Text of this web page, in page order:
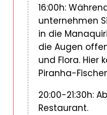
16:00h:
unternehmen
in die
die Augen
und Flora. Hier
Piranha-
20:00-21:30h:
Restaurant.